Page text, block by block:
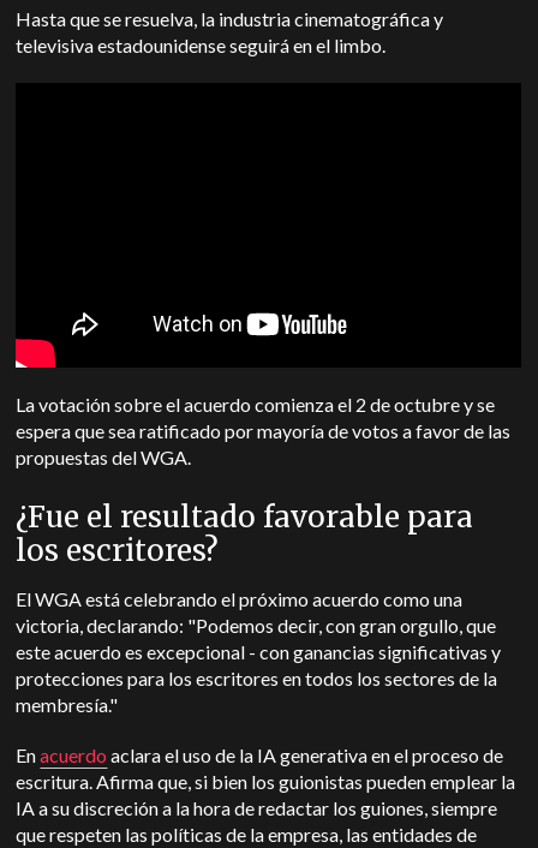
Hasta que se resuelva, la industria cinematográfica y
televisiva estadounidense seguirá en el limbo.
La votación sobre el acuerdo comienza el 2 de octubre y se
espera que sea ratificado por mayoría de votos a favor de las
propuestas del WGA.
¿Fue el resultado favorable para
los escritores?
El WGA está celebrando el próximo acuerdo como una
victoria, declarando: "Podemos decir, con gran orgullo, que
este acuerdo es excepcional - con ganancias significativas y
protecciones para los escritores en todos los sectores de la
membresía."
Enacuerdo aclara el uso de la IA generativa en el proceso de
escritura. Afirma que, si bien los guionistas pueden emplear la
IA a su discreción a la hora de redactar los guiones, siempre
que respeten las políticas de la empresa, las entidades de